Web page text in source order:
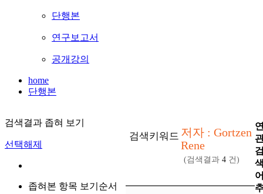
단행본
연구보고서
공개강의
home
단행본
검색결과 좁혀 보기
선택해제
좁혀본 항목 보기순서
검색키워드 저자 : Gortzen
Rene
(검색결과 4 건)